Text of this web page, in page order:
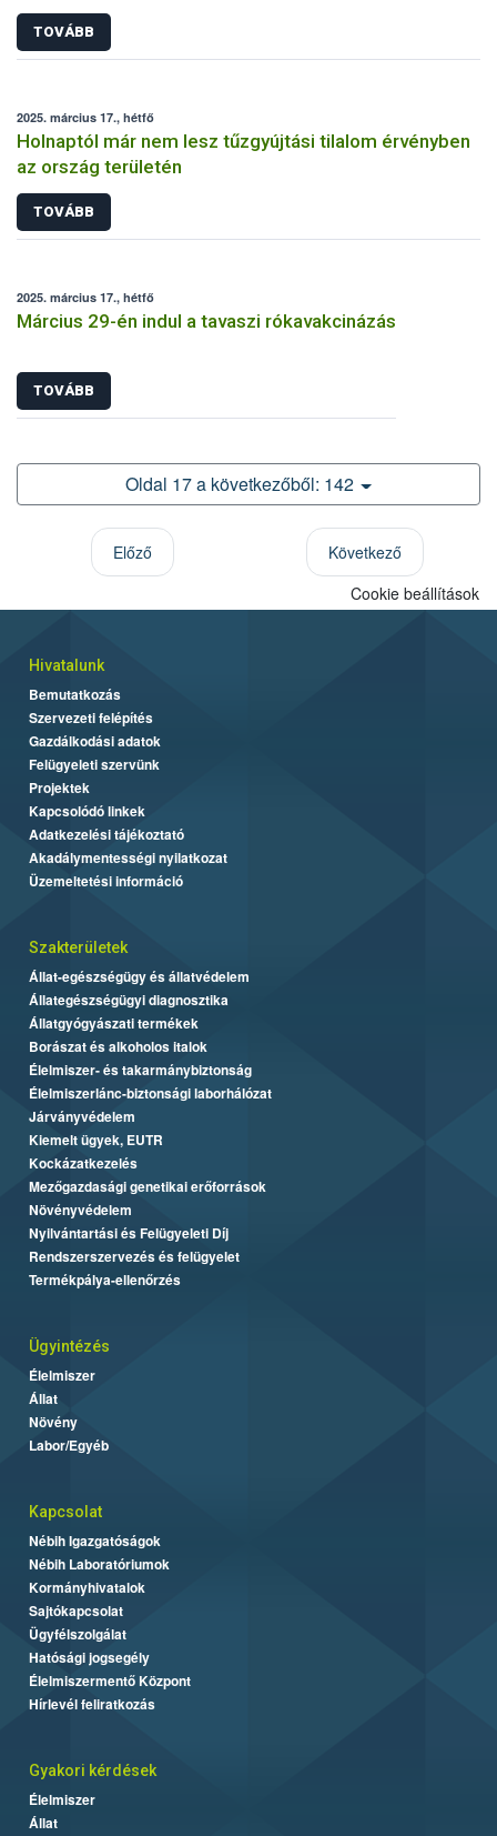
TOVÁBB
2025. március 17., hétfő
Holnaptól már nem lesz tűzgyújtási tilalom érvényben
az ország területén
TOVÁBB
2025. március 17., hétfő
Március 29-én indul a tavaszi rókavakcinázás
TOVÁBB
Oldal 17 a következőből: 142
Előző
Következő
Cookie beállítások
Hivatalunk
Bemutatkozás
Szervezeti felépítés
Gazdálkodási adatok
Felügyeleti szervünk
Projektek
Kapcsolódó linkek
Adatkezelési tájékoztató
Akadálymentességi nyilatkozat
Üzemeltetési információ
Szakterületek
Állat-egészségügy és állatvédelem
Állategészségügyi diagnosztika
Állatgyógyászati termékek
Borászat és alkoholos italok
Élelmiszer- és takarmánybiztonság
Élelmiszerlánc-biztonsági laborhálózat
Járványvédelem
Kiemelt ügyek, EUTR
Kockázatkezelés
Mezőgazdasági genetikai erőforrások
Növényvédelem
Nyilvántartási és Felügyeleti Díj
Rendszerszervezés és felügyelet
Termékpálya-ellenőrzés
Ügyintézés
Élelmiszer
Állat
Növény
Labor/Egyéb
Kapcsolat
Nébih Igazgatóságok
Nébih Laboratóriumok
Kormányhivatalok
Sajtókapcsolat
Ügyfélszolgálat
Hatósági jogsegély
Élelmiszermentő Központ
Hírlevél feliratkozás
Gyakori kérdések
Élelmiszer
Állat